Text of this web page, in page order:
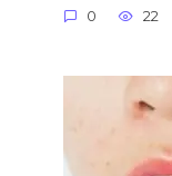
0 22